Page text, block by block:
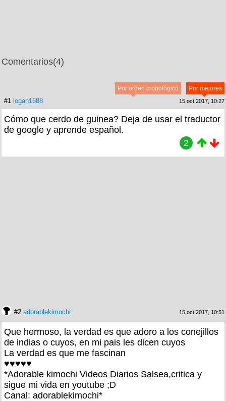
Comentarios(4)
Por mejores
Por orden cronológico
#1 logan1688 15 oct 2017, 10:27
Cómo que cerdo de guinea? Deja de usar el traductor
de google y aprende español.
2
#2 adorablekimochi 15 oct 2017, 10:51
Que hermoso, la verdad es que adoro a los conejillos
de indias o cuyos, en mi pais les dicen cuyos
La verdad es que me fascinan
♥♥♥♥♥
*Adorable kimochi Videos Diarios Salsea,critica y
sigue mi vida en youtube ;D
Canal: adorablekimochi*